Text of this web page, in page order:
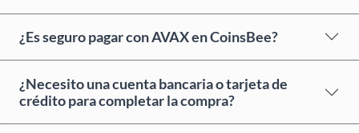
¿Es seguro pagar con AVAX en CoinsBee?
¿Necesito una cuenta bancaria o tarjeta de
crédito para completar la compra?